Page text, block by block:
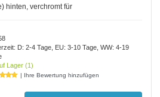
hinten, verchromt für
D: 2-4 Tage, EU: 3-10 Tage, WW: 4-19
Lager (1)
| Ihre Bewertung hinzufügen